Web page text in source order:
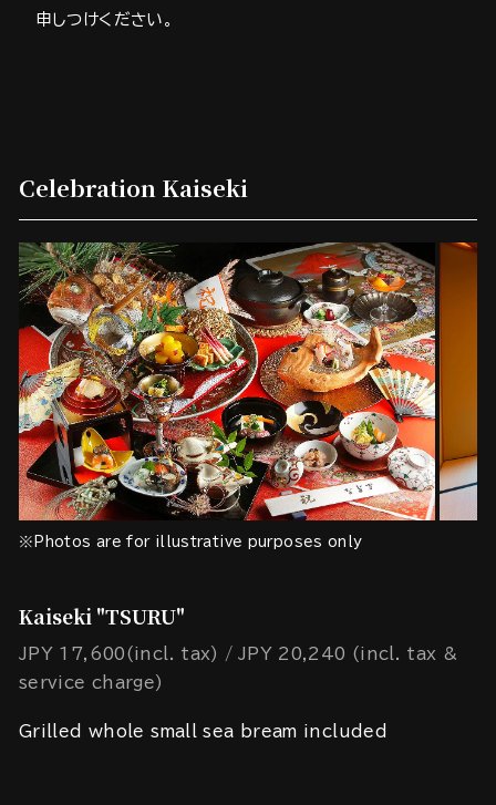
申しつけください。
Celebration Kaiseki
※Photos are for illustrative purposes only
Kaiseki "TSURU"
JPY 17,600(incl. tax)
JPY 20,240 (incl. tax &
service charge)
Grilled whole small sea bream included